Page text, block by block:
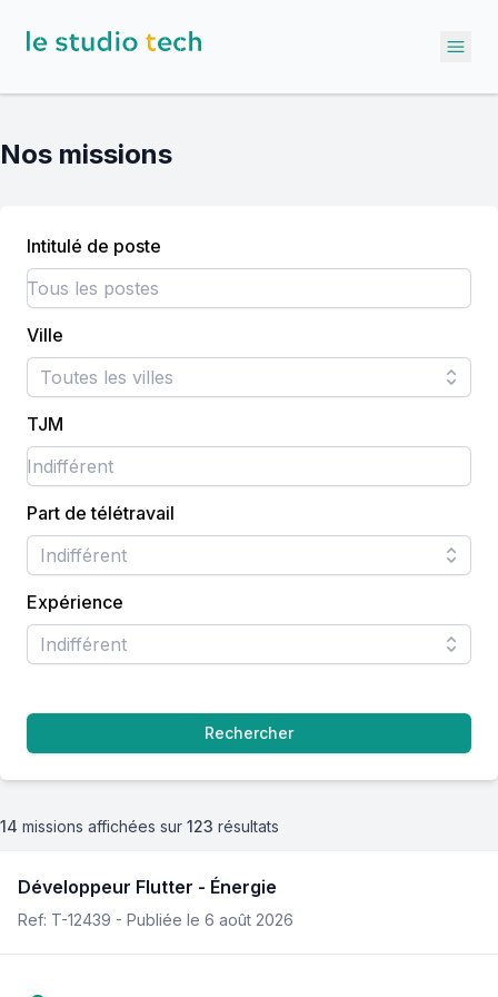
Nos missions
Intitulé de poste
Ville
Toutes les villes
TJM
Part de télétravail
Indifférent
Expérience
Indifférent
Rechercher
14 missions affichées sur 123 résultats
Développeur Flutter - Énergie
Ref: T-12439 - Publiée le 6 août 2026